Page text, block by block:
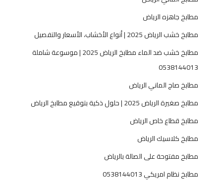
مطابخ جاهزه الرياض
مطابخ خشب الرياض 2025 | أنواع الأخشاب، الأسعار والتفصيل
مطابخ خشب ضد الماء مطابخ الرياض 2025 | موسوعة شاملة
0538144013
مطابخ صاج الماني الرياض
مطابخ صغيرة الرياض 2025 | حلول ذكية بتوقيع مطابخ الرياض
مطابخ قطاع خاص الرياض
مطابخ كلاسيك الرياض
مطابخ مفتوحة على الصالة بالرياض
مطابخ نظام امريكي 0538144013